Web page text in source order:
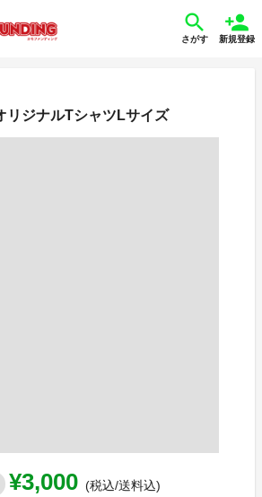
さがす 新規登録
リジナルTシャツLサイズ
¥3,000 (税込/送料込)